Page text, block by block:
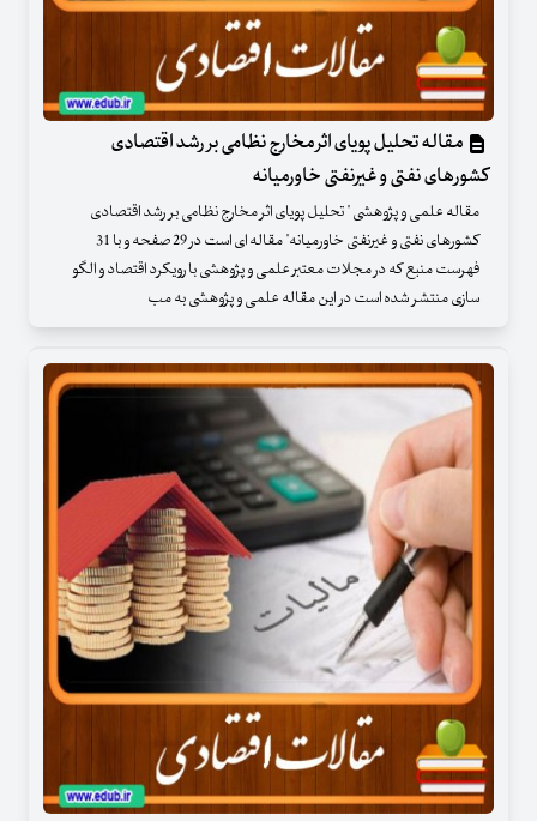
مقاله تحلیل پویای اثر مخارج نظامی بر رشد اقتصادی
کشورهای نفتی و غیرنفتی خاورمیانه
مقاله علمی و پژوهشی " تحلیل پویای اثر مخارج نظامی بر رشد اقتصادی
کشورهای نفتی و غیرنفتی خاورمیانه" مقاله ای است در 29 صفحه و با 31
فهرست منبع که در مجلات معتبر علمی و پژوهشی با رویکرد اقتصاد و الگو
سازی منتشر شده است در این مقاله علمی و پژوهشی به مب